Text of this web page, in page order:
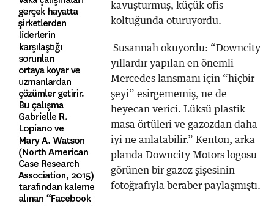
kavuşturmuş, küçük ofis
koltuğunda oturuyordu.
Susannah okuyordu: “Downcity
yıllardır yapılan en önemli
Mercedes lansmanı için “hiçbir
şeyi” esirgememiş, ne de
heyecan verici. Lüksü plastik
masa örtüleri ve gazozdan daha
iyi ne anlatabilir.” Kenton, arka
planda Downcity Motors logosu
görünen bir gazoz şişesinin
fotoğrafıyla beraber paylaşmıştı.